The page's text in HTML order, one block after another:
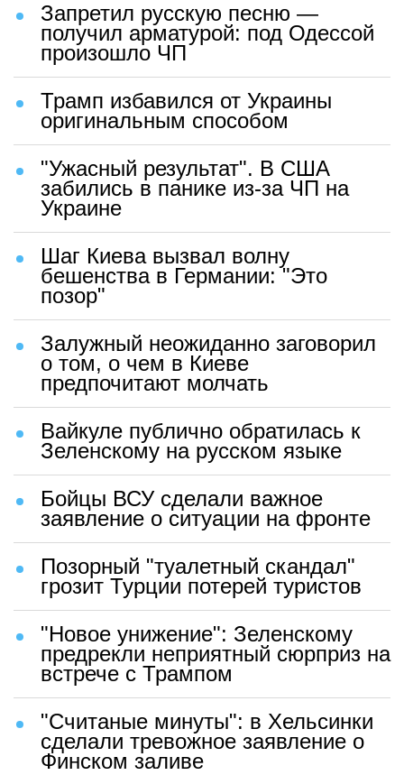
Запретил русскую песню —
получил арматурой: под Одессой
произошло ЧП
Трамп избавился от Украины
оригинальным способом
"Ужасный результат". В США
забились в панике из-за ЧП на
Украине
Шаг Киева вызвал волну
бешенства в Германии: "Это
позор"
Залужный неожиданно заговорил
о том, о чем в Киеве
предпочитают молчать
Вайкуле публично обратилась к
Зеленскому на русском языке
Бойцы ВСУ сделали важное
заявление о ситуации на фронте
Позорный "туалетный скандал"
грозит Турции потерей туристов
"Новое унижение": Зеленскому
предрекли неприятный сюрприз на
встрече с Трампом
"Считаные минуты": в Хельсинки
сделали тревожное заявление о
Финском заливе